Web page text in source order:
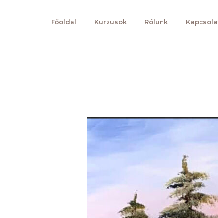
Főoldal Kurzusok Rólunk